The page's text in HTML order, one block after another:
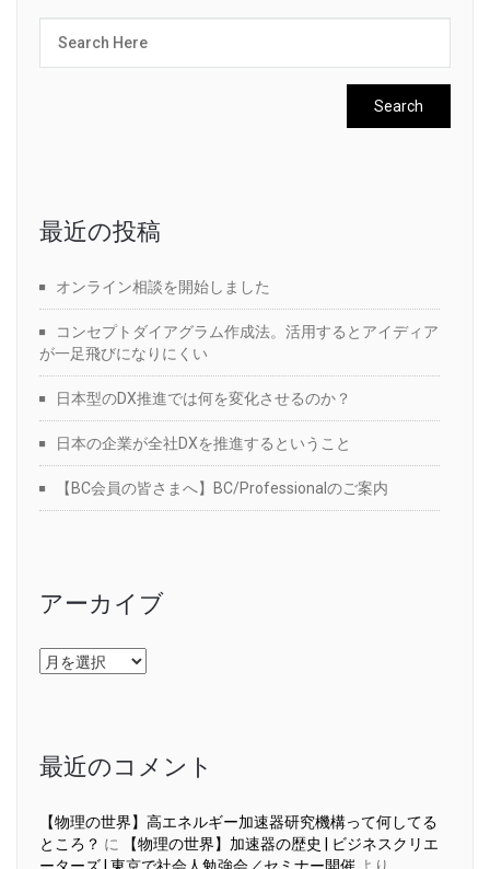
最近の投稿
オンライン相談を開始しました
コンセプトダイアグラム作成法。活用するとアイディア
が一足飛びになりにくい
日本型のDX推進では何を変化させるのか？
日本の企業が全社DXを推進するということ
【BC会員の皆さまへ】BC/Professionalのご案内
アーカイブ
ア
ー
最近のコメント
【物理の世界】高エネルギー加速器研究機構って何してる
ところ？ に
【物理の世界】加速器の歴史 | ビジネスクリエ
ーターズ | 東京で社会人勉強会／セミナー開催 より